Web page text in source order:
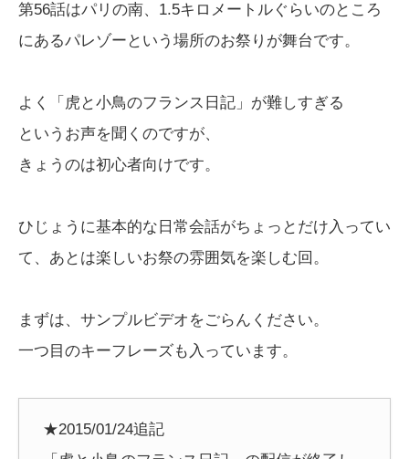
第56話はパリの南、1.5キロメートルぐらいのところ
にあるパレゾーという場所のお祭りが舞台です。
よく「虎と小鳥のフランス日記」が難しすぎる
というお声を聞くのですが、
きょうのは初心者向けです。
ひじょうに基本的な日常会話がちょっとだけ入ってい
て、あとは楽しいお祭の雰囲気を楽しむ回。
まずは、サンプルビデオをごらんください。
一つ目のキーフレーズも入っています。
★2015/01/24追記